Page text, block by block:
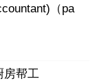
（pa
房帮工